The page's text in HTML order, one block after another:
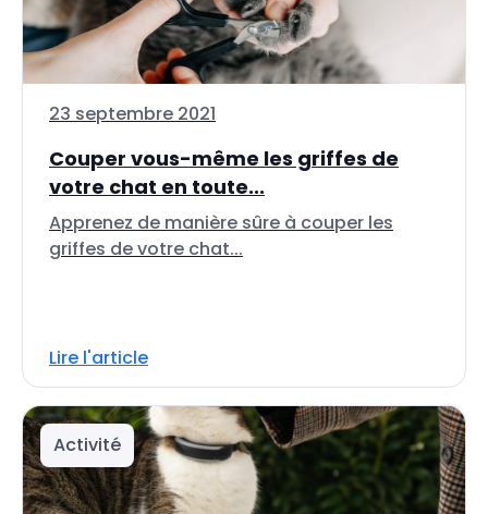
23 septembre 2021
Couper vous-même les griffes de
votre chat en toute...
Apprenez de manière sûre à couper les
griffes de votre chat...
Lire l'article
Activité